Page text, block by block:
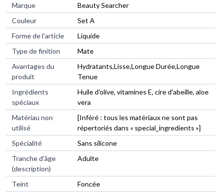
Marque
Beauty Searcher
Couleur
Set A
Forme de l'article
Liquide
Type de finition
Mate
Avantages du
produit
Hydratants,Lisse,Longue Durée,Longue
Tenue
Ingrédients
spéciaux
Huile d'olive, vitamines E, cire d'abeille, aloe
vera
Matériau non
utilisé
[Inféré : tous les matériaux ne sont pas
répertoriés dans « special_ingredients »]
Spécialité
Sans silicone
Tranche d'âge
(description)
Adulte
Teint Foncée